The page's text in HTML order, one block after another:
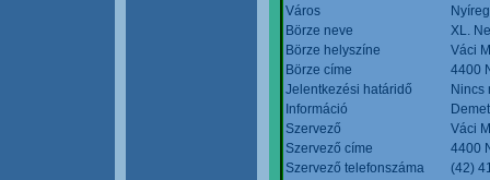
Város
Börze neve
XL.
Börze helyszíne
Váci
Börze címe
4400
Jelentkezési határidő
Nincs
Információ
Szervező
Váci
Szervező címe
4400
Szervező telefonszáma
(42)